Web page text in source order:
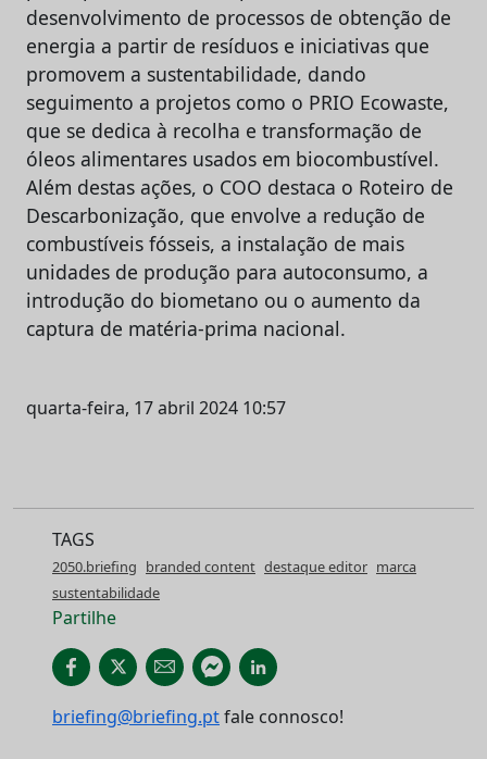
desenvolvimento de processos de obtenção de
energia a partir de resíduos e iniciativas que
promovem a sustentabilidade, dando
seguimento a projetos como o PRIO Ecowaste,
que se dedica à recolha e transformação de
óleos alimentares usados em biocombustível.
Além destas ações, o COO destaca o Roteiro de
Descarbonização, que envolve a redução de
combustíveis fósseis, a instalação de mais
unidades de produção para autoconsumo, a
introdução do biometano ou o aumento da
captura de matéria-prima nacional.
quarta-feira, 17 abril 2024 10:57
TAGS
2050.briefing branded content destaque editor marca
sustentabilidade
Partilhe
briefing@briefing.ptfale connosco!